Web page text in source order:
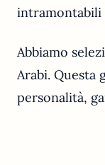
intramontabili
Abbiamo
Arabi. Questa
personalità,